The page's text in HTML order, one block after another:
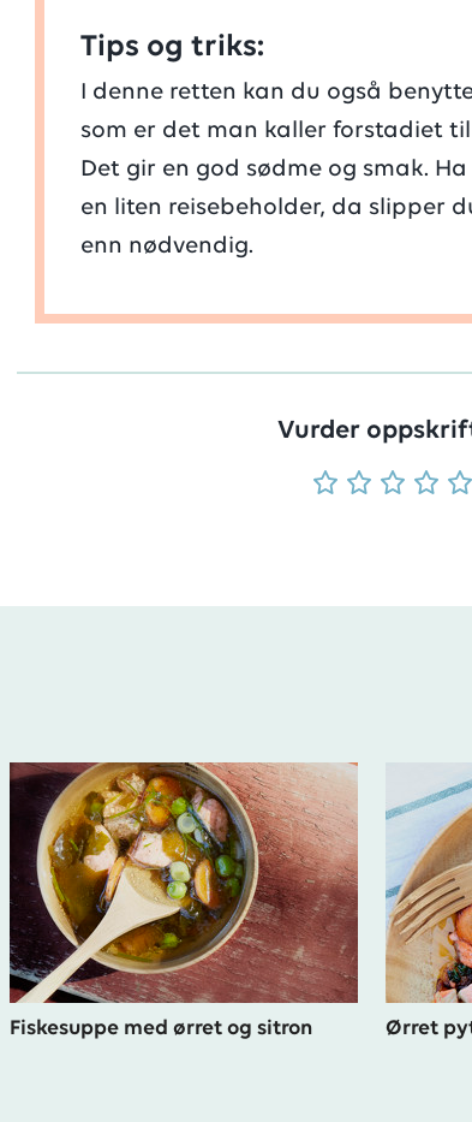
Tips og triks:
I denne retten kan du også
som er det man kaller forstadiet
Det gir en god sødme og smak.
en liten reisebeholder, da slipper
enn nødvendig.
Vurder
Fiskesuppe med ørret og sitron Ørret